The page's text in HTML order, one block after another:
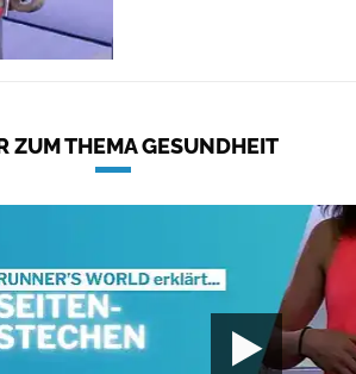
ZUM THEMA GESUNDHEIT